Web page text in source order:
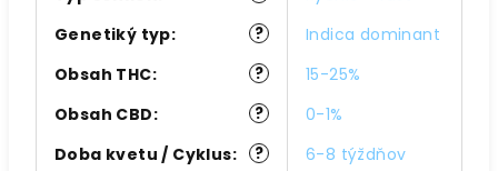
?
Genetiký typ:
Indica dominant
?
Obsah THC:
15-25%
?
Obsah CBD:
0-1%
?
Doba kvetu / Cyklus:
6-8 týždňov